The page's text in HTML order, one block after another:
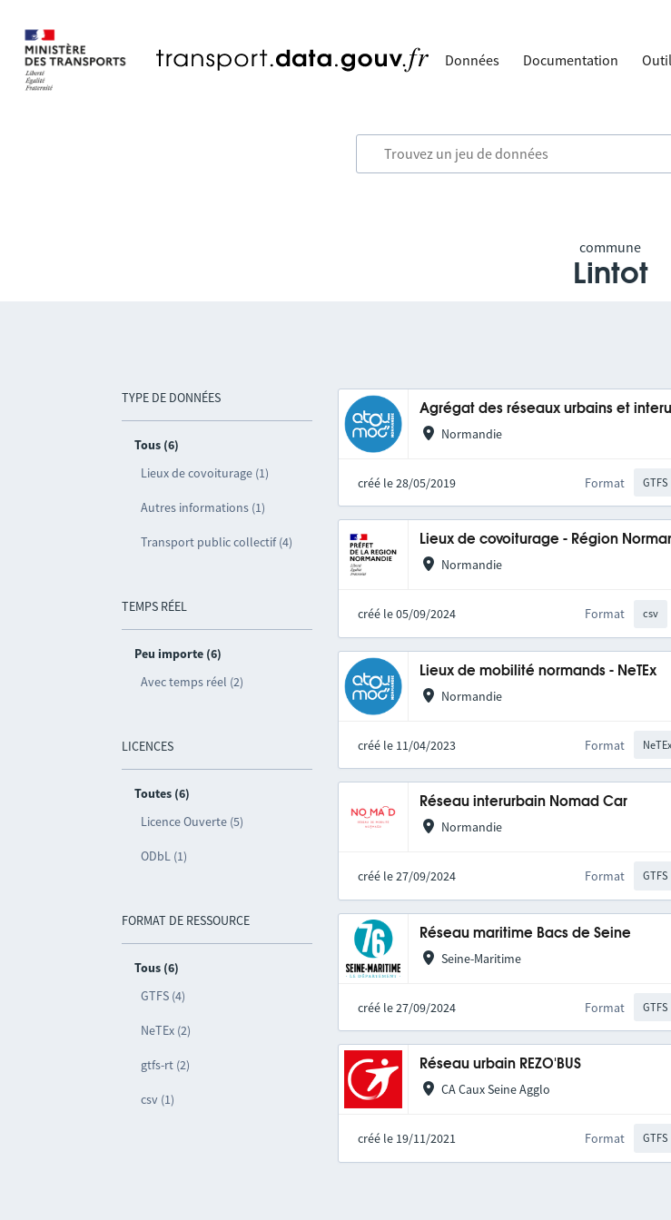
Données Documentation
commune
Lintot
TYPE DE DONNÉES
Tous (6)
Lieux de covoiturage (1)
Autres informations (1)
Transport public collectif (4)
TEMPS RÉEL
Peu importe (6)
Avec temps réel (2)
LICENCES
Toutes (6)
Licence Ouverte (5)
ODbL (1)
FORMAT DE RESSOURCE
Tous (6)
GTFS (4)
NeTEx (2)
gtfs-rt (2)
csv (1)
Agrégat des réseaux urbains et
Normandie
créé le 28/05/2019 Format GTFS
Lieux de covoiturage - Région
Normandie
créé le 05/09/2024 Format csv
Lieux de mobilité normands - NeTEx
Normandie
créé le 11/04/2023 Format NeTEx
Réseau interurbain Nomad Car
Normandie
créé le 27/09/2024 Format GTFS
Réseau maritime Bacs de Seine
Seine-Maritime
créé le 27/09/2024 Format GTFS
Réseau urbain REZO'BUS
CA Caux Seine Agglo
créé le 19/11/2021 Format GTFS